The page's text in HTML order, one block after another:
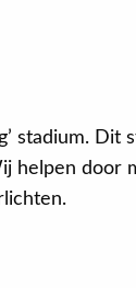
stadium. Dit
helpen door